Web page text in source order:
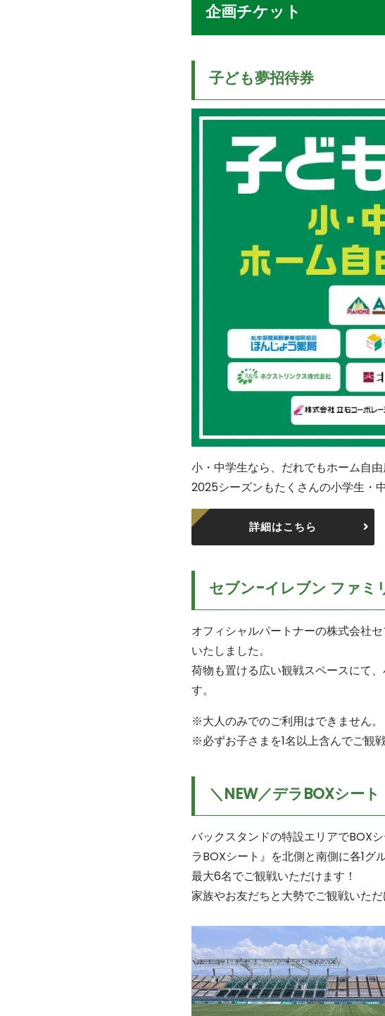
企画チケット
子ども夢招待券
小・中学生なら、だれでもホーム自
2025シーズンもたくさんの小学生・
詳細はこちら
セブン-イレブン ファミ
オフィシャルパートナーの株式会社
いたしました。
荷物も置ける広い観戦スペースにて
す。
※大人のみでのご利用はできません。
※必ずお子さまを1名以上含んでご観戦
＼NEW／デラBOXシート
バックスタンドの特設エリアでBOX
ラBOXシート』を北側と南側に各1グ
最大6名でご観戦いただけます！
家族やお友だちと大勢でご観戦いただ